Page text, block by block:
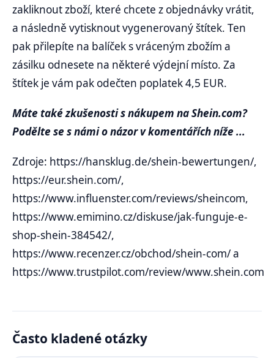
zakliknout zboží, které chcete z objednávky vrátit,
a následně vytisknout vygenerovaný štítek. Ten
pak přilepíte na balíček s vráceným zbožím a
zásilku odnesete na některé výdejní místo. Za
štítek je vám pak odečten poplatek 4,5 EUR.
Máte také zkušenosti s nákupem na Shein.com?
Podělte se s námi o názor v komentářích níže ...
Zdroje: https://hansklug.de/shein-bewertungen/,
https://eur.shein.com/,
https://www.influenster.com/reviews/sheincom,
https://www.emimino.cz/diskuse/jak-funguje-e-
shop-shein-384542/,
https://www.recenzer.cz/obchod/shein-com/ a
https://www.trustpilot.com/review/www.shein.com
Často kladené otázky